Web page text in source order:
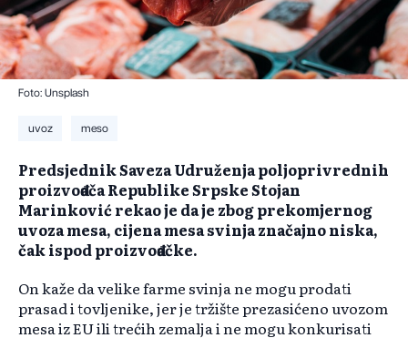
Foto: Unsplash
uvoz meso
Predsjednik Saveza Udruženja poljoprivrednih
proizvođača Republike Srpske Stojan
Marinković rekao je da je zbog prekomjernog
uvoza mesa, cijena mesa svinja značajno niska,
čak ispod proizvođačke.
On kaže da velike farme svinja ne mogu prodati
prasad i tovljenike, jer je tržište prezasićeno uvozom
mesa iz EU ili trećih zemalja i ne mogu konkurisati